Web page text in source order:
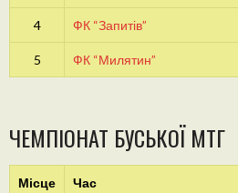
4 ФК “Запитів”
5 ФК “Милятин”
ЧЕМПІОНАТ БУСЬКОЇ МТГ
Місце Час